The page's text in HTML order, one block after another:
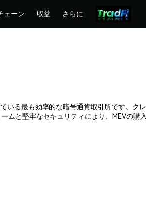
ェーン 収益 さらに
いる最も効率的な暗号通貨取引所です。ク
と堅牢なセキュリティにより、MEVの購